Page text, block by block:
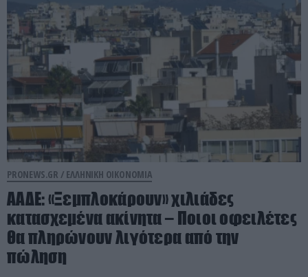
PRONEWS.GR / ΕΛΛΗΝΙΚΗ ΟΙΚΟΝΟΜΙΑ
ΑΑΔΕ: «Ξεμπλοκάρουν» χιλιάδες
κατασχεμένα ακίνητα – Ποιοι οφειλέτες
θα πληρώνουν λιγότερα από την
πώληση